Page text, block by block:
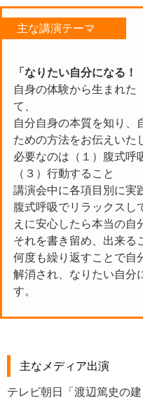
主な講演テーマ
「なりたい自分になる！
自身の体験から生まれた
て、
自分自身の本質を知り、
ための方法をお伝えいた
必要なのは（１）腹式呼
（３）行動すること
講演会中に各項目別に実
腹式呼吸でリラックスし
えに安心したら本当の自
それを書き留め、出来る
何度も繰り返すことで自
解消され、なりたい自分
す。
主なメディア出演
テレビ朝日「渡辺篤史の